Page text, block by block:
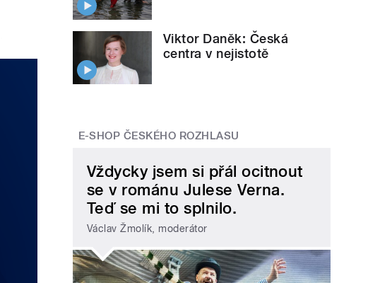
Viktor Daněk: Česká
centra v nejistotě
E-SHOP ČESKÉHO ROZHLASU
Vždycky jsem si přál ocitnout
se v románu Julese Verna.
Teď se mi to splnilo.
Václav Žmolík, moderátor